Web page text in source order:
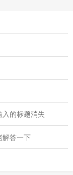
的标题消失
解答一下